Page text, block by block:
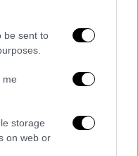
be sent to
me
storage
on web or